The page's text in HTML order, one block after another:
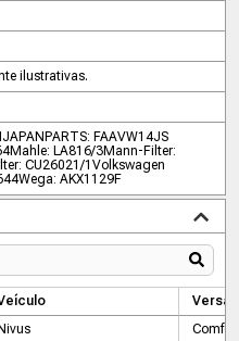
ilustrativas.
JAPANPARTS: FAAVW14JS
Mahle: LA816/3Mann-Filter:
CU26021/1 Volkswagen
Wega: AKX1129F
Versão
Nivus